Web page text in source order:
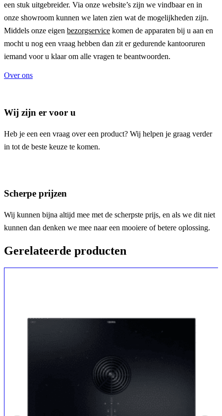
een stuk uitgebreider. Via onze website’s zijn we vindbaar en in
onze showroom kunnen we laten zien wat de mogelijkheden zijn.
Middels onze eigen bezorgservice komen de apparaten bij u aan en
mocht u nog een vraag hebben dan zit er gedurende kantooruren
iemand voor u klaar om alle vragen te beantwoorden.
Over ons
Wij zijn er voor u
Heb je een een vraag over een product? Wij helpen je graag verder
in tot de beste keuze te komen.
Scherpe prijzen
Wij kunnen bijna altijd mee met de scherpste prijs, en als we dit niet
kunnen dan denken we mee naar een mooiere of betere oplossing.
Gerelateerde producten